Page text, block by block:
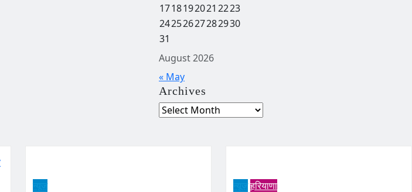
August 2026
1718192021 2223
24252627282930
31
« May
Archives
Archives
हरियाणा